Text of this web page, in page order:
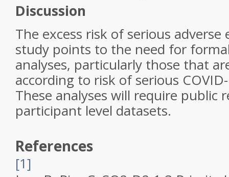
Discussion
The excess risk of serious
study points to the need for
analyses, particularly those that
according to risk of serious
These analyses will require public
participant level datasets.
References
[1]